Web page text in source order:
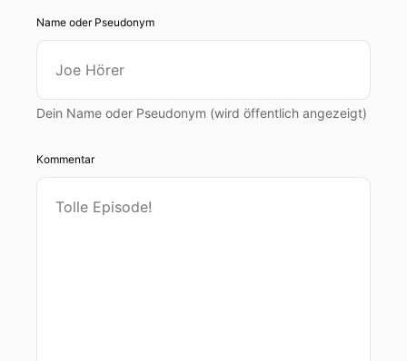
Name oder Pseudonym
Dein Name oder Pseudonym (wird öffentlich angezeigt)
Kommentar